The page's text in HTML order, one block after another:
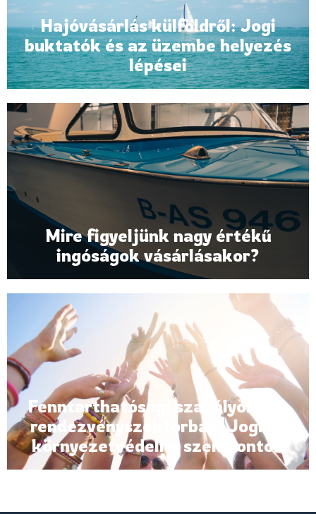
Hajóvásárlás külföldről: Jogi
buktatók és az üzembe helyezés
lépései
Mire figyeljünk nagy értékű
ingóságok vásárlásakor?
Fenntarthatósági szabályozás a
rendezvényszektorban: Jogi és
környezetvédelmi szempontok